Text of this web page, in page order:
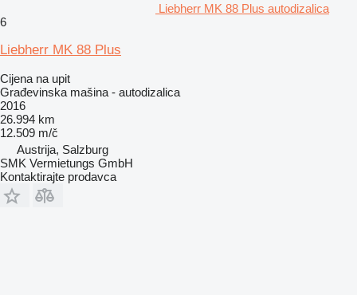
Liebherr MK 88 Plus autodizalica
6
Liebherr MK 88 Plus
Cijena na upit
Građevinska mašina - autodizalica
2016
26.994 km
12.509 m/č
Austrija, Salzburg
SMK Vermietungs GmbH
Kontaktirajte prodavca